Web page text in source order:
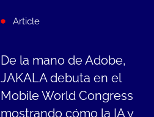
Article
De la mano de Adobe,
JAKALA debuta en el
Mobile World Congress
mostrando cómo la IA y